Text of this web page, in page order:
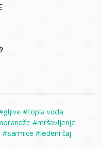
gljive
topla voda
mršavljenje
sarmice
ledeni čaj